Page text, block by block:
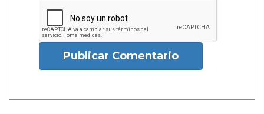
Publicar Comentario